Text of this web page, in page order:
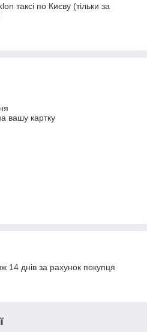
таксі по Києву (тільки за
вашу картку
14 днів за рахунок покупця